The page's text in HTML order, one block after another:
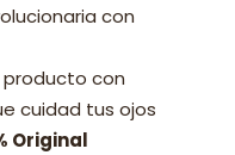
con
producto con
cuidad tus ojos
Original